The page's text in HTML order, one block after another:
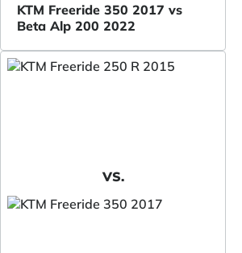
KTM Freeride 350 2017 vs
Beta Alp 200 2022
VS.